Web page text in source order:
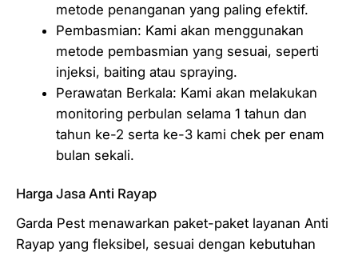
metode penanganan yang paling efektif.
Pembasmian: Kami akan menggunakan
metode pembasmian yang sesuai, seperti
injeksi, baiting atau spraying.
Perawatan Berkala: Kami akan melakukan
monitoring perbulan selama 1 tahun dan
tahun ke-2 serta ke-3 kami chek per enam
bulan sekali.
Harga Jasa Anti Rayap
Garda Pest menawarkan paket-paket layanan Anti
Rayap yang fleksibel, sesuai dengan kebutuhan